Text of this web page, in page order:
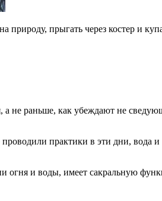
прыгать через костер и
не раньше, как убеждают не
практики в эти дни, вода
огня и воды, имеет сакральную